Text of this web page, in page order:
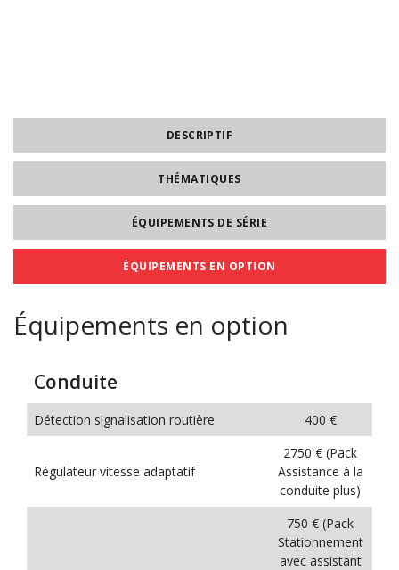
DESCRIPTIF
THÉMATIQUES
ÉQUIPEMENTS DE SÉRIE
ÉQUIPEMENTS EN OPTION
Équipements en option
Conduite
Détection signalisation routière 400 €
Régulateur vitesse adaptatif
2750 € (Pack
Assistance à la
conduite plus)
750 € (Pack
Stationnement
avec assistant